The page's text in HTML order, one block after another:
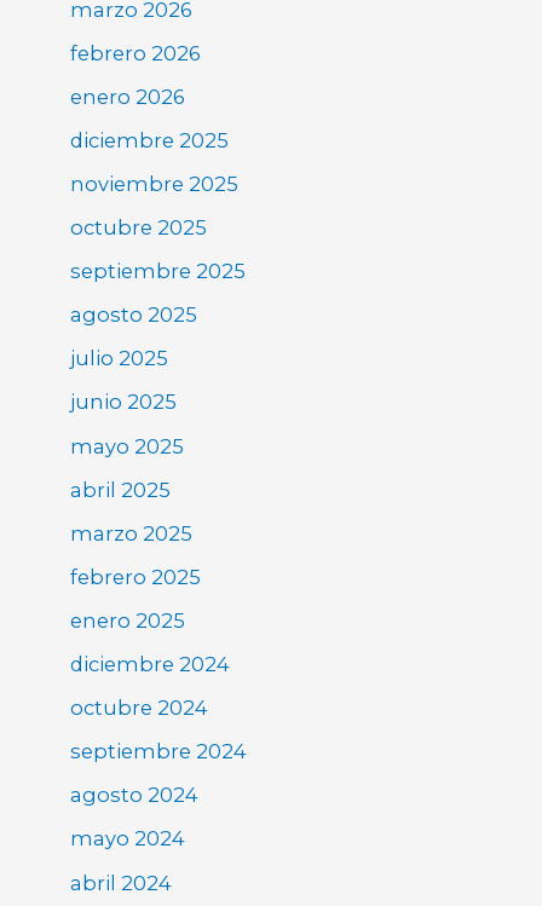
marzo 2026
febrero 2026
enero 2026
diciembre 2025
noviembre 2025
octubre 2025
septiembre 2025
agosto 2025
julio 2025
junio 2025
mayo 2025
abril 2025
marzo 2025
febrero 2025
enero 2025
diciembre 2024
octubre 2024
septiembre 2024
agosto 2024
mayo 2024
abril 2024